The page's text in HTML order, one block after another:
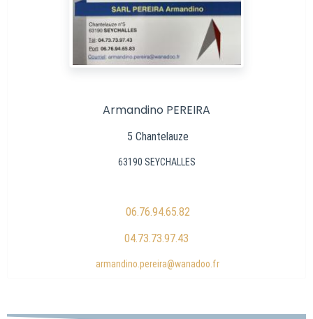
Armandino PEREIRA
5 Chantelauze
63190 SEYCHALLES
06.76.94.65.82
04.73.73.97.43
armandino.pereira@wanadoo.fr